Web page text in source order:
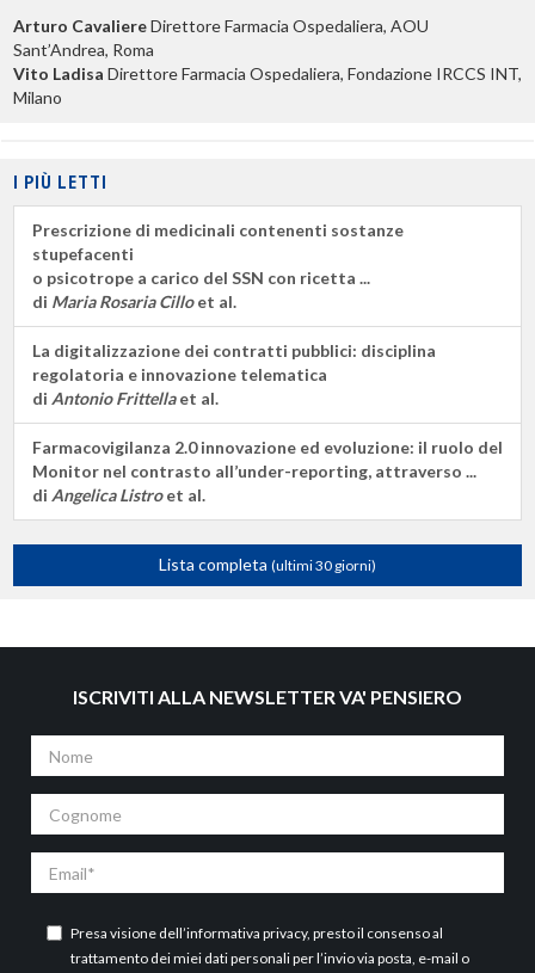
Arturo CavaliereDirettore Farmacia Ospedaliera, AOU
Sant’Andrea, Roma
Vito Ladisa Direttore Farmacia Ospedaliera, Fondazione IRCCS INT,
Milano
I PIÙ LETTI
Prescrizione di medicinali contenenti sostanze
stupefacenti
o psicotrope a carico del SSN con ricetta ...
di Maria Rosaria Cilloet al.
La digitalizzazione dei contratti pubblici: disciplina
regolatoria e innovazione telematica
di Antonio Frittellaet al.
Farmacovigilanza 2.0 innovazione ed evoluzione: il ruolo del
Monitor nel contrasto all’under-reporting, attraverso ...
di Angelica Listroet al.
Lista completa (ultimi 30 giorni)
ISCRIVITI ALLA NEWSLETTER VA' PENSIERO
Nome
Cognome
Email
Presa visione dell’informativa privacy, presto il consenso al
trattamento dei miei dati personali per l’invio via posta, e-mail o